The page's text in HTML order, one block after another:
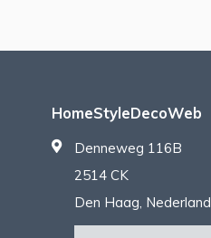
HomeStyleDecoWeb
Denneweg 116B
2514 CK
Den Haag, Nederland